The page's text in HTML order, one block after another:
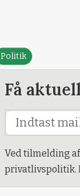
Politik
Få
Ved tilmelding
privatlivspolitik.